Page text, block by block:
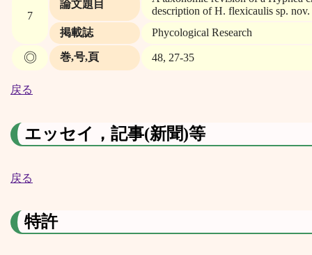
7
論文題目
description of H. flexicaulis sp. nov.
掲載誌
Phycological Research
◎ 巻,号,頁 48, 27-35
戻る
エッセイ，記事(新聞)等
戻る
特許